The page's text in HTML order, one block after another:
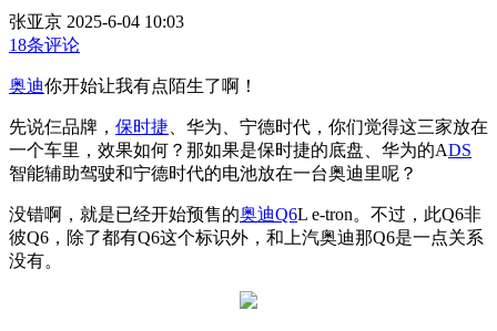
张亚京 2025-6-04 10:03
18条评论
奥迪你开始让我有点陌生了啊！
先说仨品牌， 保时捷 、华为、宁德时代，你们觉得这三家放在
一个车里，效果如何？那如果是保时捷的底盘、华为的ADS
智能辅助驾驶和宁德时代的电池放在一台奥迪里呢？
没错啊，就是已经开始预售的奥迪Q6L e-tron。 不过，此Q6非
彼Q6，除了都有Q6这个标识外，和上汽奥迪那Q6是一点关系
没有。